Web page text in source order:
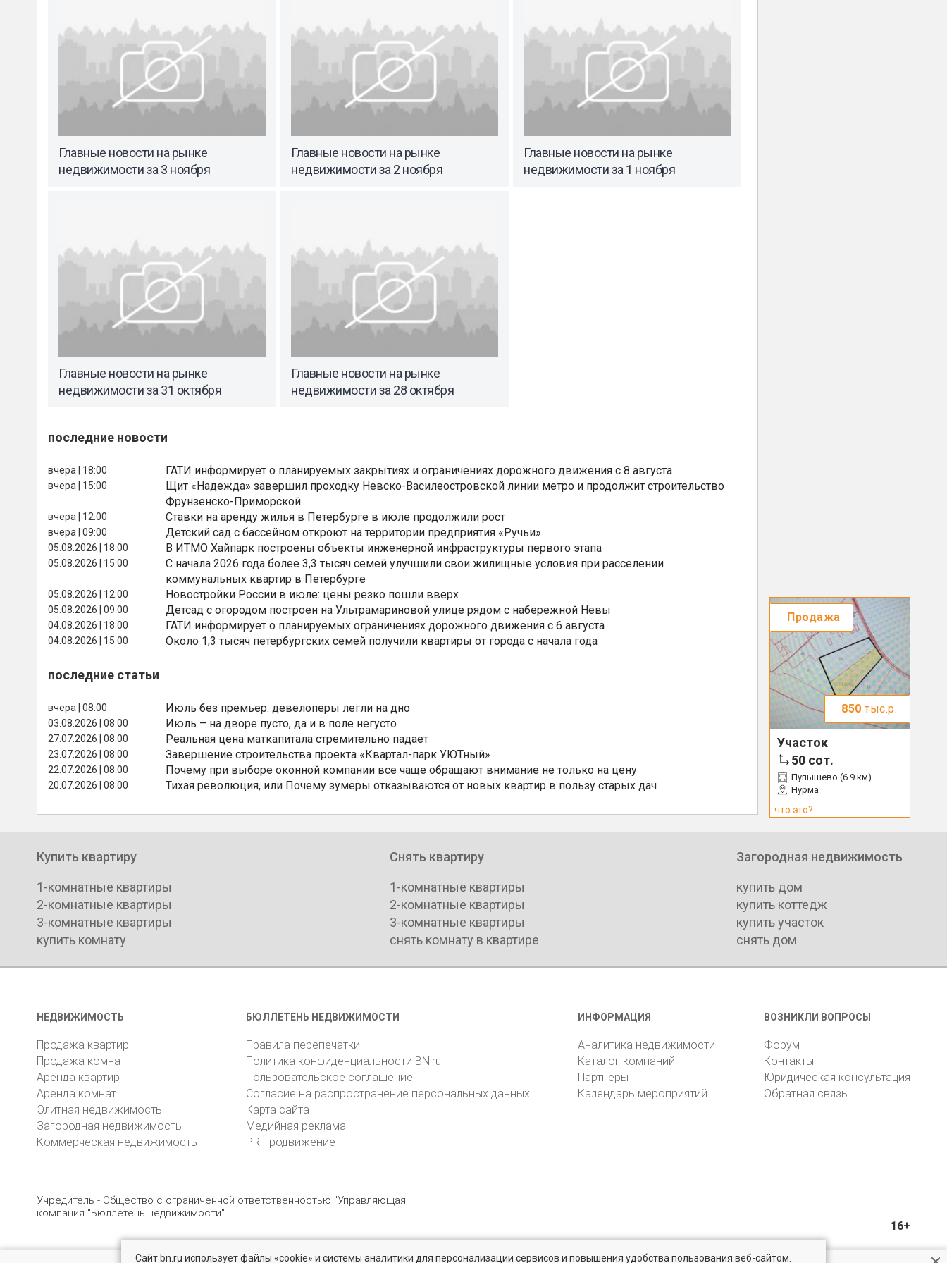
Главные новости на рынке
недвижимости за 3 ноября
Главные новости на рынке
недвижимости за 2 ноября
Главные новости на рынке
недвижимости за 1 ноября
Главные новости на рынке
недвижимости за 31 октября
Главные новости на рынке
недвижимости за 28 октября
последние новости
вчера | 18:00 ГАТИ информирует о планируемых закрытиях и ограничениях дорожного движения с 8 августа
вчера | 15:00
Щит «Надежда» завершил проходку Невско-Василеостровской линии метро и продолжит строительство
Фрунзенско-Приморской
вчера | 12:00 Ставки на аренду жилья в Петербурге в июле продолжили рост
вчера | 09:00 Детский сад с бассейном откроют на территории предприятия «Ручьи»
05.08.2026 | 18:00 В ИТМО Хайпарк построены объекты инженерной инфраструктуры первого этапа
05.08.2026 | 15:00
С начала 2026 года более 3,3 тысяч семей улучшили свои жилищные условия при расселении
коммунальных квартир в Петербурге
05.08.2026 | 12:00 Новостройки России в июле: цены резко пошли вверх
05.08.2026 | 09:00 Детсад с огородом построен на Ультрамариновой улице рядом с набережной Невы
04.08.2026 | 18:00 ГАТИ информирует о планируемых ограничениях дорожного движения с 6 августа
04.08.2026 | 15:00 Около 1,3 тысяч петербургских семей получили квартиры от города с начала года
последние статьи
вчера | 08:00 Июль без премьер: девелоперы легли на дно
03.08.2026 | 08:00 Июль – на дворе пусто, да и в поле негусто
27.07.2026 | 08:00 Реальная цена маткапитала стремительно падает
23.07.2026 | 08:00 Завершение строительства проекта «Квартал-парк УЮТный»
22.07.2026 | 08:00 Почему при выборе оконной компании все чаще обращают внимание не только на цену
20.07.2026 | 08:00 Тихая революция, или Почему зумеры отказываются от новых квартир в пользу старых дач
Продажа
850 тыс.р.
Участок
50 сот.
Пупышево (6.9 км)
Нурма
что это?
Купить квартиру
1-комнатные квартиры
2-комнатные квартиры
3-комнатные квартиры
купить комнату
Снять квартиру
1-комнатные квартиры
2-комнатные квартиры
3-комнатные квартиры
снять комнату в квартире
Загородная недвижимость
купить дом
купить коттедж
купить участок
снять дом
НЕДВИЖИМОСТЬ
Продажа квартир
Продажа комнат
Аренда квартир
Аренда комнат
Элитная недвижимость
Загородная недвижимость
Коммерческая недвижимость
БЮЛЛЕТЕНЬ НЕДВИЖИМОСТИ
Правила перепечатки
Политика конфиденциальности BN.ru
Пользовательское соглашение
Согласие на распространение персональных данных
Карта сайта
Медийная реклама
PR продвижение
ИНФОРМАЦИЯ
Аналитика недвижимости
Каталог компаний
Партнеры
Календарь мероприятий
ВОЗНИКЛИ ВОПРОСЫ
Форум
Контакты
Юридическая консультация
Обратная связь
Учредитель - Общество с ограниченной ответственностью "Управляющая
компания "Бюллетень недвижимости"
16+
Сайт bn.ru использует файлы «cookie» и системы аналитики для персонализации сервисов и повышения удобства пользования веб-сайтом.